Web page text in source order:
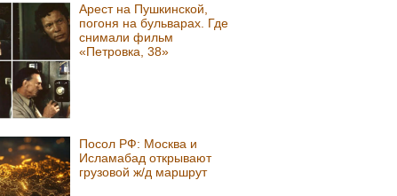
Арест на Пушкинской,
погоня на бульварах. Где
снимали фильм
«Петровка, 38»
Посол РФ: Москва и
Исламабад открывают
грузовой ж/д маршрут